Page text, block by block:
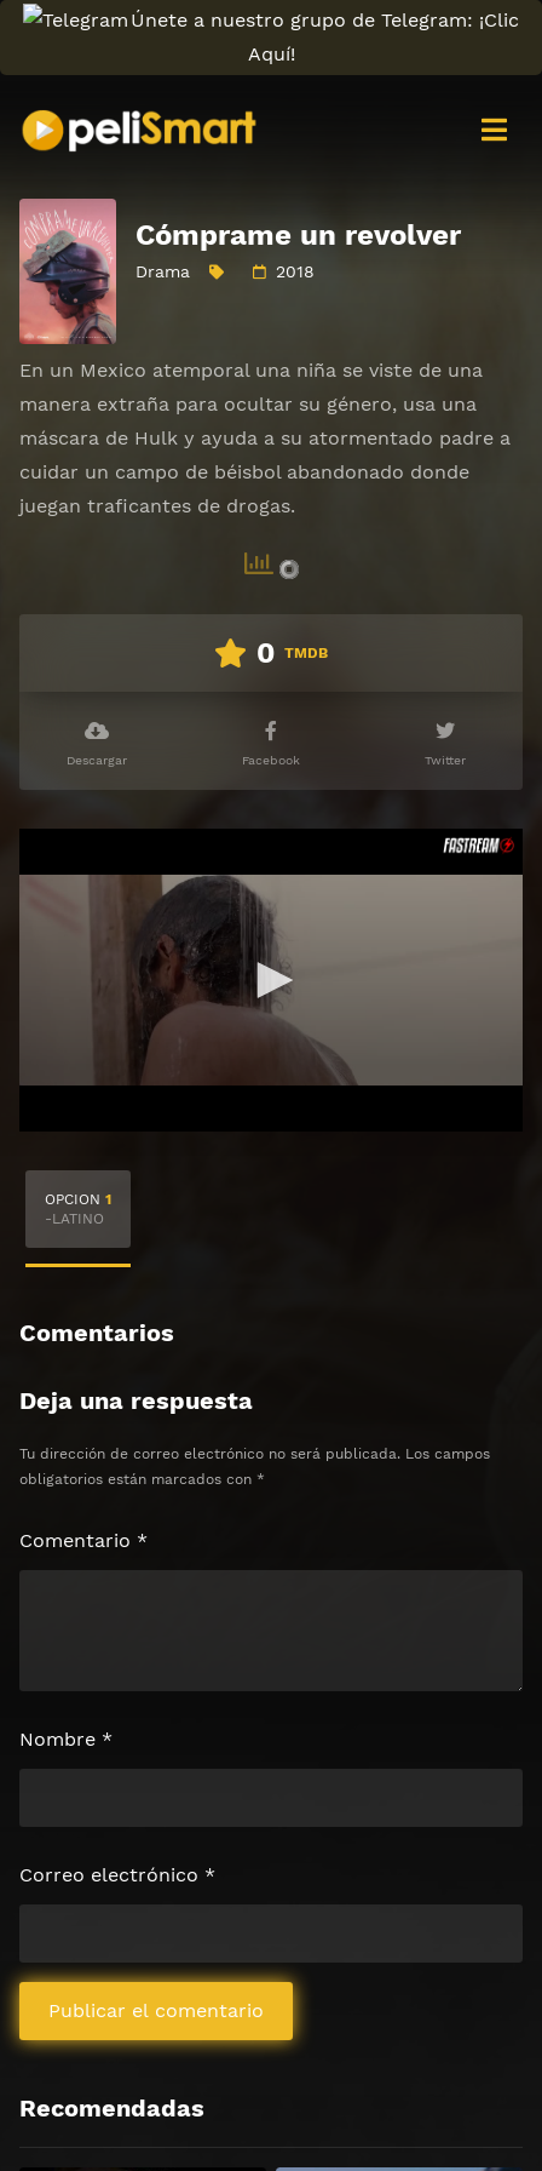
Únete a nuestro grupo de Telegram: ¡Clic
Aquí!
Cómprame un revolver
Drama 2018
En un Mexico atemporal una niña se viste de una
manera extraña para ocultar su género, usa una
máscara de Hulk y ayuda a su atormentado padre a
cuidar un campo de béisbol abandonado donde
juegan traficantes de drogas.
0 TMDB
Descargar Facebook Twitter
Haz clic 3 veces en el botón para desbloquear el
⏰ El acceso expira en 1 hora
OPCION 1
-LATINO
Comentarios
Deja una respuesta
Tu dirección de correo electrónico no será publicada. Los campos
obligatorios están marcados con *
Comentario *
Nombre *
Correo electrónico *
Recomendadas